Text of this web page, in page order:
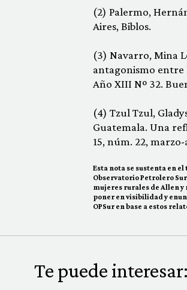
(2) Palermo,
Aires, Biblos.
(3) Navarro, Mina
antagonismo entre
Año XIII Nº 32.
(4) Tzul Tzul,
Guatemala. Una
15, núm. 22,
Esta nota se sustenta en
Observatorio Petrolero Sur
mujeres rurales de Allen
poner en visibilidad y
OPSur en base a estos
Te puede interesar: